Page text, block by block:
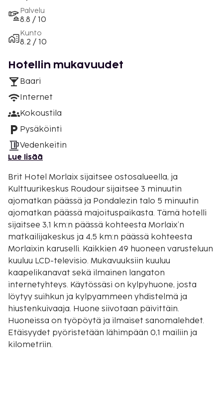
Palvelu
8.8 / 10
Kunto
8.2 / 10
Hotellin mukavuudet
Baari
Internet
Kokoustila
Pysäköinti
Vedenkeitin
Lue lisää
Brit Hotel Morlaix sijaitsee ostosalueella, ja
Kulttuurikeskus Roudour sijaitsee 3 minuutin
ajomatkan päässä ja Pondalezin talo 5 minuutin
ajomatkan päässä majoituspaikasta. Tämä hotelli
sijaitsee 3,1 km:n päässä kohteesta Morlaix’n
matkailijakeskus ja 4,5 km:n päässä kohteesta
Morlaixin karuselli. Kaikkien 49 huoneen varusteluun
kuuluu LCD-televisio. Mukavuuksiin kuuluu
kaapelikanavat sekä ilmainen langaton
internetyhteys. Käytössäsi on kylpyhuone, josta
löytyy suihkun ja kylpyammeen yhdistelmä ja
hiustenkuivaaja. Huone siivotaan päivittäin.
Huoneissa on työpöytä ja ilmaiset sanomalehdet.
Etäisyydet pyöristetään lähimpään 0,1 mailiin ja
kilometriin.